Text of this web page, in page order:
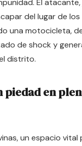
El
del lugar de
una motocicleta,
de shock y
distrito.
piedad en
un espacio